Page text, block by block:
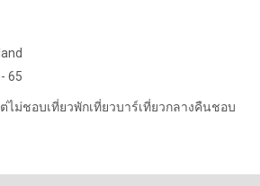
65
ไม่ชอบเที่ยวพักเที่ยวบาร์เที่ยวกลางคืนชอบ